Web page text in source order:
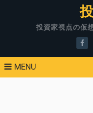
投資家視点の仮
MENU